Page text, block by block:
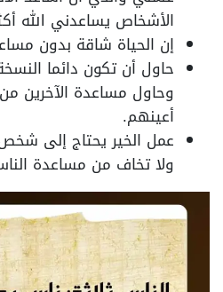
الأشخاص يساعدني الله
إن الحياة شاقة بدون
حاول أن تكون دائما
وحاول مساعدة الآخرين
أعينهم.
عمل الخير يحتاج إلى
ولا تخاف من مساعدة